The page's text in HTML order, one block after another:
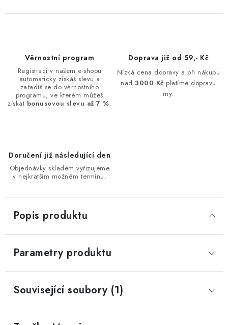
Věrnostní program
Registrací v našem e-shopu
automaticky získáš slevu a
zařadíš se do věrnostního
programu, ve kterém můžeš
získat bonusovou slevu až 7 %.
Doprava již od 59,- Kč
Nízká cena dopravy a při nákupu
nad3000 Kč platíme dopravu
my.
Doručení již následující den
Objednávky skladem vyřizujeme
v nejkratším možném termínu.
Popis produktu
Parametry produktu
Související soubory (1)